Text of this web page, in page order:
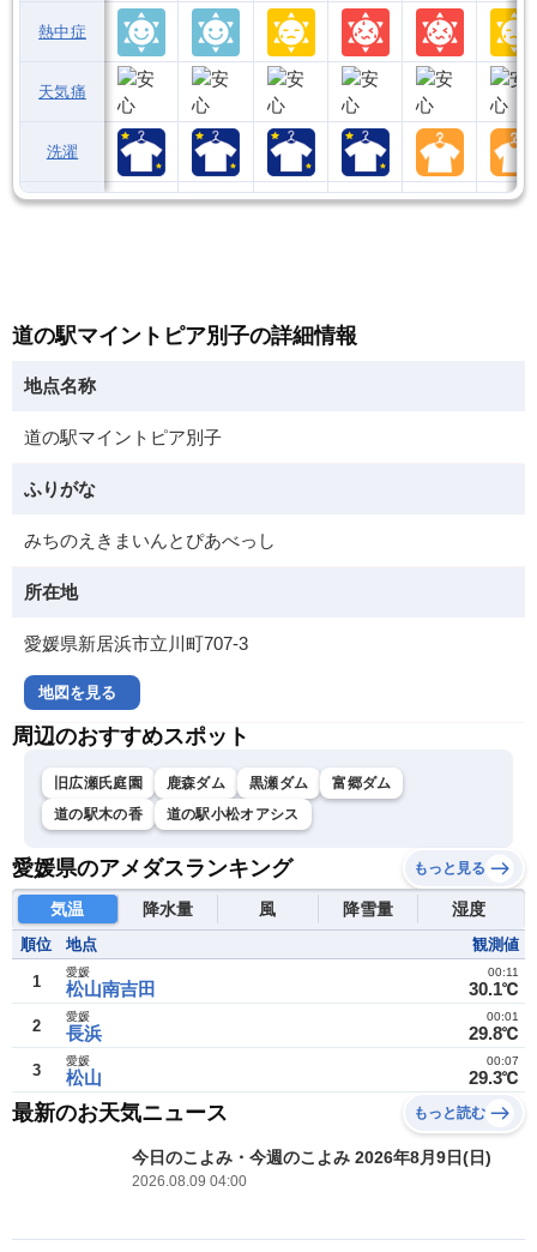
熱中症
天気痛
洗濯
道の駅マイントピア別子の詳細情報
地点名称
道の駅マイントピア別子
ふりがな
みちのえきまいんとぴあべっし
所在地
愛媛県新居浜市立川町707-3
地図を見る
周辺のおすすめスポット
旧広瀬氏庭園 鹿森ダム 黒瀬ダム
富郷ダム
道の駅木の香
道の駅小松オアシス
愛媛県のアメダスランキング もっと見る
気温 降水量 風 降雪量 湿度
順位 地点 観測値
1 松山南吉田
愛媛
30.1℃
00:11
2 長浜
愛媛
29.8℃
00:01
3 松山
愛媛
29.3℃
00:07
最新のお天気ニュース もっと読む
今日のこよみ・今週のこよみ 2026年8月9日(日)
2026.08.09 04:00